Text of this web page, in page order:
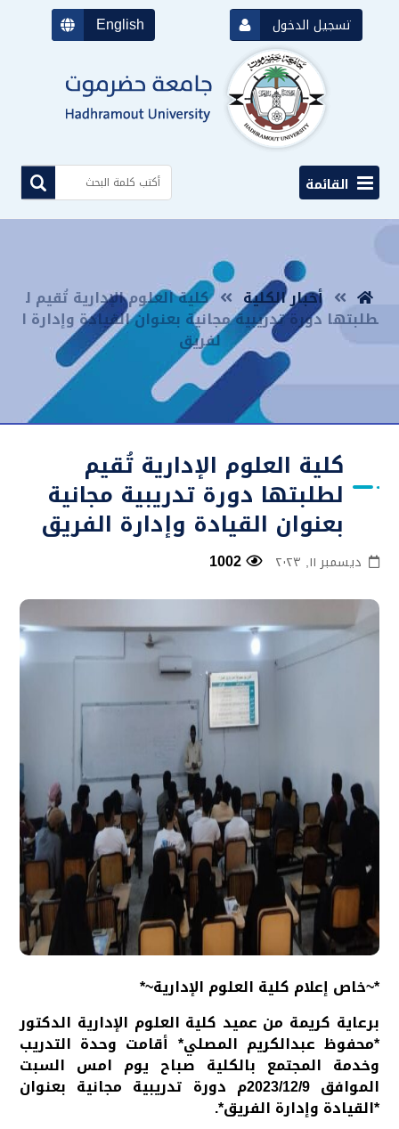
English تسجيل الدخول
القائمة
أخبار الكلية كلية العلوم الإدارية تُقيم ل
طلبتها دورة تدريبية مجانية بعنوان القيادة وإدارة ا
لفريق
كلية العلوم الإدارية تُقيم
لطلبتها دورة تدريبية مجانية
بعنوان القيادة وإدارة الفريق
ديسمبر ١١, ٢٠٢٣ 1002
*~خاص إعلام كلية العلوم الإدارية~*
برعاية كريمة من عميد كلية العلوم الإدارية الدكتور
*محفوظ عبدالكريم المصلي* أقامت وحدة التدريب
وخدمة المجتمع بالكلية صباح يوم امس السبت
الموافق 2023/12/9م دورة تدريبية مجانية بعنوان
*القيادة وإدارة الفريق*.